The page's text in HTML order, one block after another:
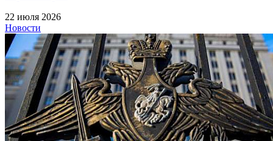
22 июля 2026
Новости